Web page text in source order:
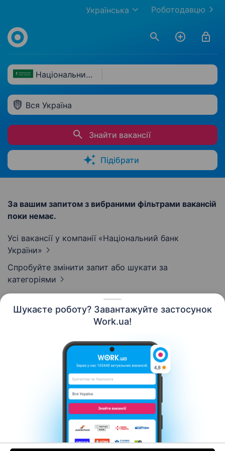
Шукаєте роботу? Завантажуйте застосунок
Work.ua!
Роботодавцю
Українська
Національний банк України
Вся Україна
Знайти вакансії
Підібрати
За вашим запитом з вибраними фільтрами вакансій
поки немає.
Усі вакансії у компанії «Національний банк
України»
Спробуйте змінити запит або шукати за
категоріями
Контакти Про нас
Кар’єра
Допомога Умови використання